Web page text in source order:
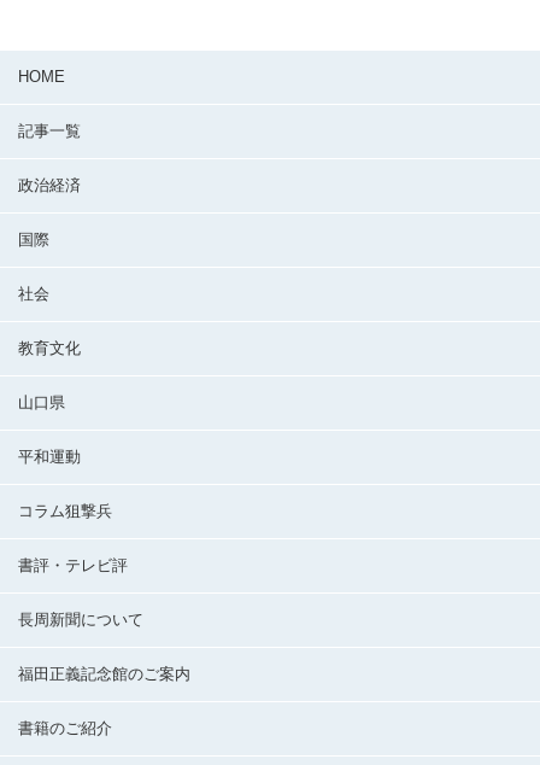
HOME
記事一覧
政治経済
国際
社会
教育文化
山口県
平和運動
コラム狙撃兵
書評・テレビ評
長周新聞について
福田正義記念館のご案内
書籍のご紹介